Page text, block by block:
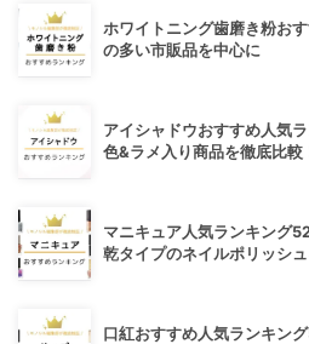
ホワイトニング歯磨き粉お
の多い市販品を中心に
アイシャドウおすすめ人気
色&ラメ入り商品を徹底比較
マニキュア人気ランキング
乾タイプのネイルポリッシュ
口紅おすすめ人気ランキン